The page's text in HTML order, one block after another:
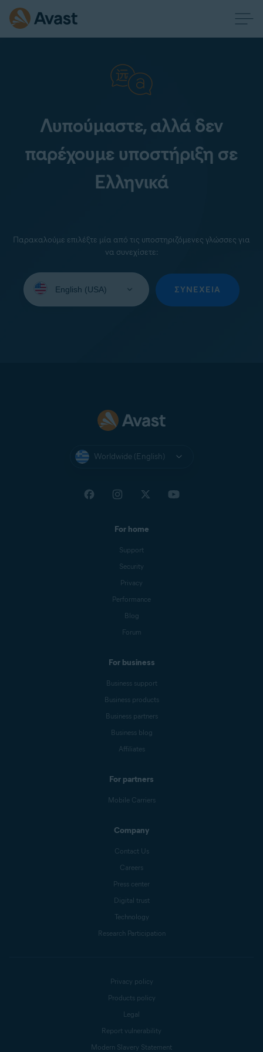
Λυπούμαστε, αλλά δεν
παρέχουμε υποστήριξη σε
Ελληνικά
Παρακαλούμε επιλέξτε μία από τις υποστηριζόμενες γλώσσες για
να συνεχίσετε:
your
ΣΥΝΈΧΕΙΑ
Worldwide (English)
For home
Support
Security
Privacy
Performance
Blog
Forum
For business
Business support
Business products
Business partners
Business blog
Affiliates
For partners
Mobile Carriers
Company
Contact Us
Careers
Press center
Digital trust
Technology
Research Participation
Privacy policy
Products policy
Legal
Report vulnerability
Modern Slavery Statement